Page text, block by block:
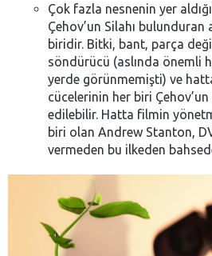
Çok fazla nesnenin yer aldığı
Çehov’un Silahı
biridir. Bitki, bant, parça
söndürücü (aslında önemli
yerde görünmemişti) ve
cücelerinin her biri
edilebilir. Hatta filmin
biri olan Andrew Stanton,
vermeden bu ilkeden